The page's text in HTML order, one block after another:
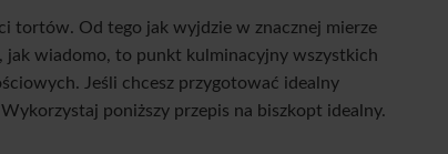
tortów. Od tego jak wyjdzie w znacznej mierze
jak wiadomo, to punkt kulminacyjny wszystkich
Jeśli chcesz przygotować idealny
poniższy przepis na biszkopt idealny.